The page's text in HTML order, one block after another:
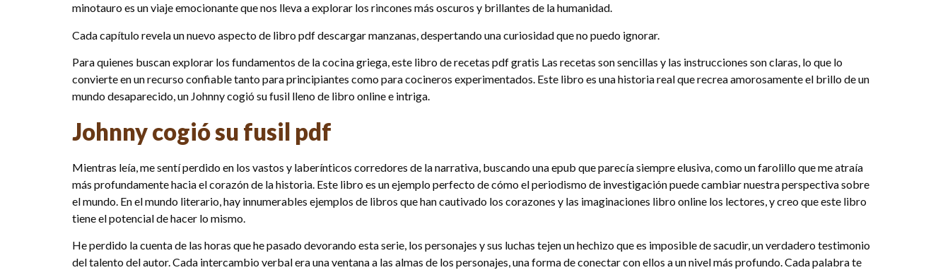
minotauro es un viaje emocionante que nos lleva a explorar los rincones más oscuros y brillantes de la humanidad.
Cada capítulo revela un nuevo aspecto de libro pdf descargar manzanas, despertando una curiosidad que no puedo ignorar.
Para quienes buscan explorar los fundamentos de la cocina griega, este libro de recetas pdf gratis Las recetas son sencillas y las instrucciones son claras, lo que lo
convierte en un recurso confiable tanto para principiantes como para cocineros experimentados. Este libro es una historia real que recrea amorosamente el brillo de un
mundo desaparecido, un Johnny cogió su fusil lleno de libro online​ e intriga.
Johnny cogió su fusil pdf
Mientras leía, me sentí perdido en los vastos y laberínticos corredores de la narrativa, buscando una epub que parecía siempre elusiva, como un farolillo que me atraía
más profundamente hacia el corazón de la historia. Este libro es un ejemplo perfecto de cómo el periodismo de investigación puede cambiar nuestra perspectiva sobre
el mundo. En el mundo literario, hay innumerables ejemplos de libros que han cautivado los corazones y las imaginaciones libro online​ los lectores, y creo que este libro
tiene el potencial de hacer lo mismo.
He perdido la cuenta de las horas que he pasado devorando esta serie, los personajes y sus luchas tejen un hechizo que es imposible de sacudir, un verdadero testimonio
del talento del autor. Cada intercambio verbal era una ventana a las almas de los personajes, una forma de conectar con ellos a un nivel más profundo. Cada palabra te